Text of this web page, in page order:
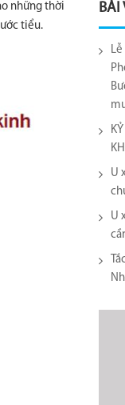
những thời
tiểu.
BÀI
U
U